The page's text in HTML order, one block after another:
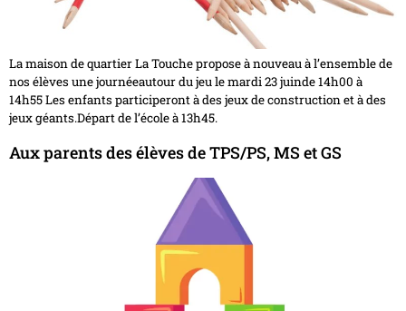
La maison de quartier La Touche propose à nouveau à l’ensemble de
nos élèves une journéeautour du jeu le mardi 23 juinde 14h00 à
14h55 Les enfants participeront à des jeux de construction et à des
jeux géants.Départ de l’école à 13h45.
Aux parents des élèves de TPS/PS, MS et GS